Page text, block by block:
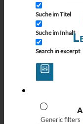
Suche im Titel
Suche im Inhalt
Search in excerpt
Generic filters